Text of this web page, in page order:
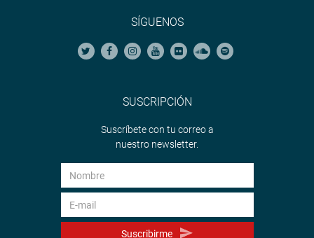
SÍGUENOS
SUSCRIPCIÓN
Suscríbete con tu correo a
nuestro newsletter.
Suscribirme